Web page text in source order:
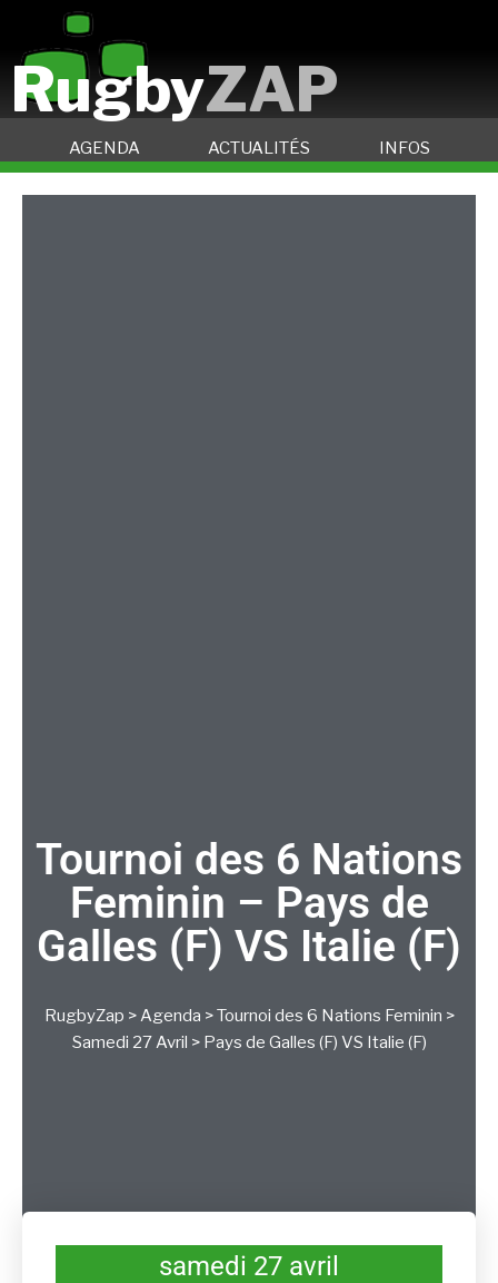
RugbyZAP
AGENDA ACTUALITÉS INFOS
Tournoi des 6 Nations
Feminin – Pays de
Galles (F) VS Italie (F)
RugbyZap >Agenda >Tournoi des 6 Nations Feminin >
Samedi 27 Avril > Pays de Galles (F) VS Italie (F)
samedi 27 avril